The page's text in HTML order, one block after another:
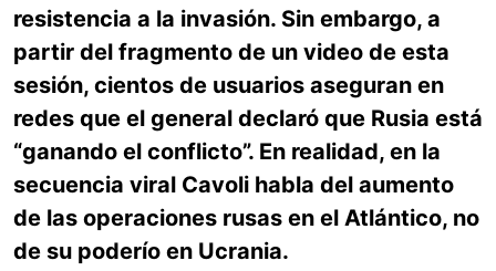
resistencia a la invasión. Sin embargo, a
partir del fragmento de un video de esta
sesión, cientos de usuarios aseguran en
redes que el general declaró que Rusia está
“ganando el conflicto”. En realidad, en la
secuencia viral Cavoli habla del aumento
de las operaciones rusas en el Atlántico, no
de su poderío en Ucrania.